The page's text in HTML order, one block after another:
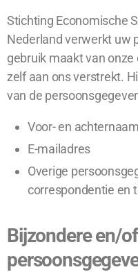
Stichting Economische
Nederland verwerkt uw
gebruik maakt van
zelf aan ons verstrekt.
van de
Voor- en achternaam
E-mailadres
Overige
correspondentie en
Bijzondere en/